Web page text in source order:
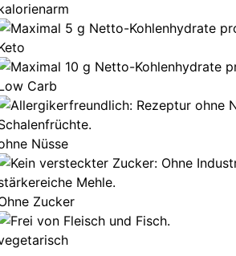
Carb
Nüsse
Zucker